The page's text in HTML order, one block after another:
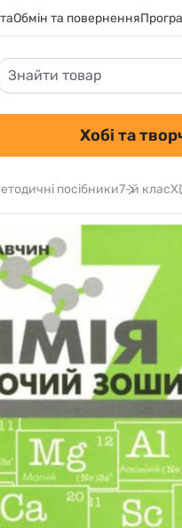
Обмін та повернення
Хобі та
посібники7-й клас